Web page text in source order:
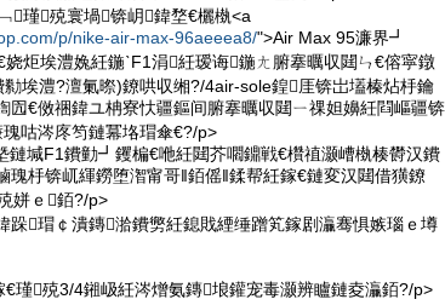
瑾殑寰堝锛岄鍏堥€欐槸<a
p/nike-air-max-96aeeea8/">Air Max 95濂界┛
炬埃澧婏紝鍦ˋF1涓紝瑷诲鍦ㄤ腑搴曞収閮ㄣ€傛寜鐓
埃澧?澶氭暩)鐐哄収缃?/4air-sole鍠厓锛岀壒榛炶杽鑰
囥€傚祵鍏ユ柟寮忕疆鏂间腑搴曞収閮ㄧ祼妲嬶紝閰嶇疆锛
咕涔庝笉鏈冪垎瑁傘€?/p>
鏈堿F1鐨勭┛钁楄€咃紝閮芥嚪鐤戦€欑禃灏嶆槸楱欎汉鐨
瑰杽锛屼緷鐒堕潪甯哥‖銆傜‖鍒帮紝鎵€鏈変汉閮借獚鐐
姘ｅ銆?/p>
跺瑁￠潰鏄湁鐨勶紝鎴戝緸缍蹭笂鎵剧灜骞惧嫉瑙ｅ墫
瑾殑3/4鎺岋紝涔熷氨鏄埌鑵宠毒灏辨矑鏈夌灜銆?/p>